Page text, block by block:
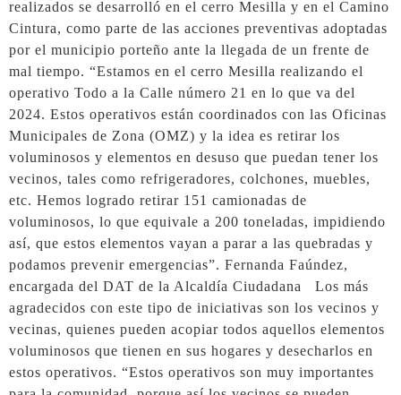
realizados se desarrolló en el cerro Mesilla y en el Camino
Cintura, como parte de las acciones preventivas adoptadas
por el municipio porteño ante la llegada de un frente de
mal tiempo. “Estamos en el cerro Mesilla realizando el
operativo Todo a la Calle número 21 en lo que va del
2024. Estos operativos están coordinados con las Oficinas
Municipales de Zona (OMZ) y la idea es retirar los
voluminosos y elementos en desuso que puedan tener los
vecinos, tales como refrigeradores, colchones, muebles,
etc. Hemos logrado retirar 151 camionadas de
voluminosos, lo que equivale a 200 toneladas, impidiendo
así, que estos elementos vayan a parar a las quebradas y
podamos prevenir emergencias”. Fernanda Faúndez,
encargada del DAT de la Alcaldía Ciudadana Los más
agradecidos con este tipo de iniciativas son los vecinos y
vecinas, quienes pueden acopiar todos aquellos elementos
voluminosos que tienen en sus hogares y desecharlos en
estos operativos. “Estos operativos son muy importantes